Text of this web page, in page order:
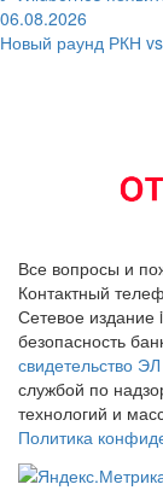
06.08.2026
Новый раунд РКН
Все вопросы и
Контактный
Сетевое
безопасность
свидетельство
службой по
технологий и
Политика